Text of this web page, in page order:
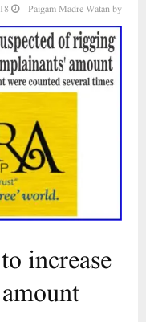
by
Paigam Madre Watan 18 جولائی 2025
increase